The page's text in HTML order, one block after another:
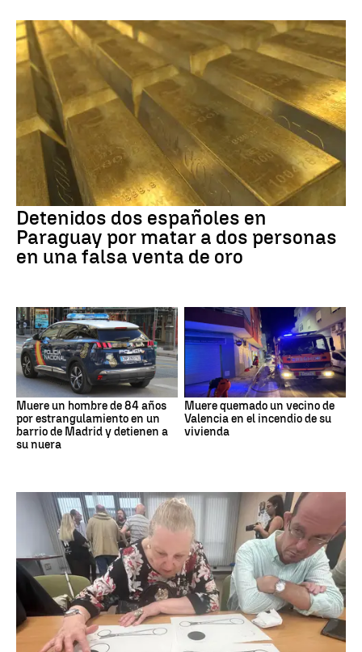
Detenidos dos españoles en
Paraguay por matar a dos personas
en una falsa venta de oro
Muere un hombre de 84 años
por estrangulamiento en un
barrio de Madrid y detienen a
su nuera
Muere quemado un vecino de
Valencia en el incendio de su
vivienda